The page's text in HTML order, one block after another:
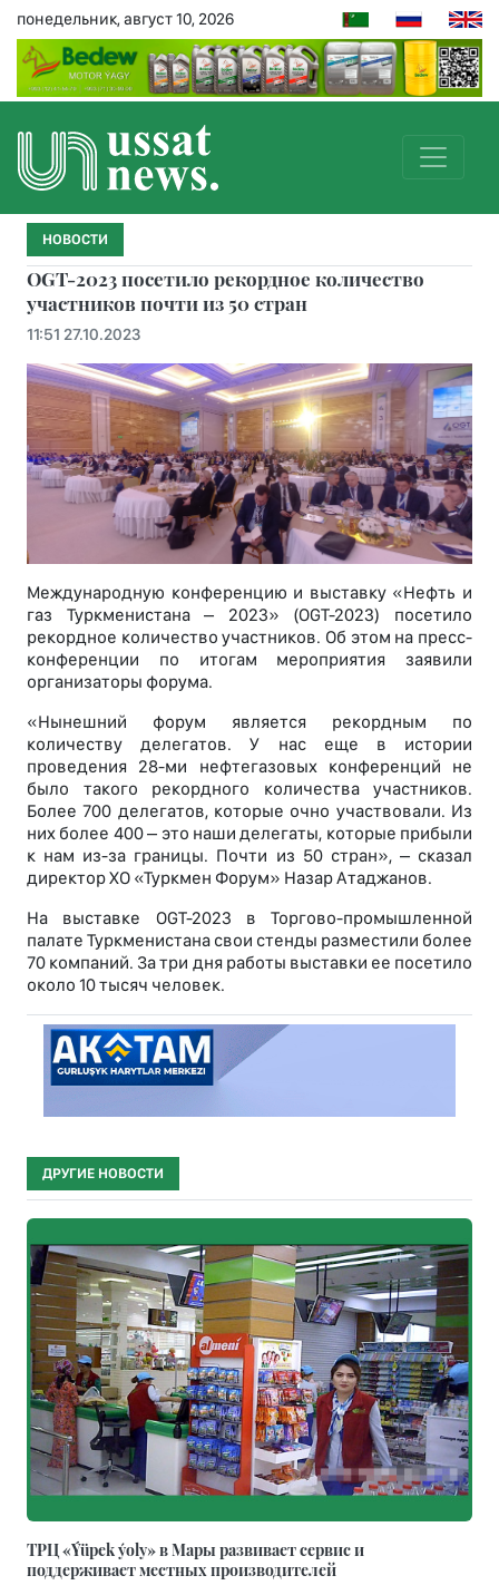
понедельник, август 10, 2026
НОВОСТИ
OGT-2023 посетило рекордное количество
участников почти из 50 стран
11:51 27.10.2023
Международную конференцию и выставку «Нефть и
газ Туркменистана – 2023» (OGT-2023) посетило
рекордное количество участников. Об этом на пресс-
конференции по итогам мероприятия заявили
организаторы форума.
«Нынешний форум является рекордным по
количеству делегатов. У нас еще в истории
проведения 28-ми нефтегазовых конференций не
было такого рекордного количества участников.
Более 700 делегатов, которые очно участвовали. Из
них более 400 – это наши делегаты, которые прибыли
к нам из-за границы. Почти из 50 стран», – сказал
директор ХО «Туркмен Форум» Назар Атаджанов.
На выставке OGT-2023 в Торгово-промышленной
палате Туркменистана свои стенды разместили более
70 компаний. За три дня работы выставки ее посетило
около 10 тысяч человек.
ДРУГИЕ НОВОСТИ
ТРЦ «Ýüpek ýoly» в Мары развивает сервис и
поддерживает местных производителей